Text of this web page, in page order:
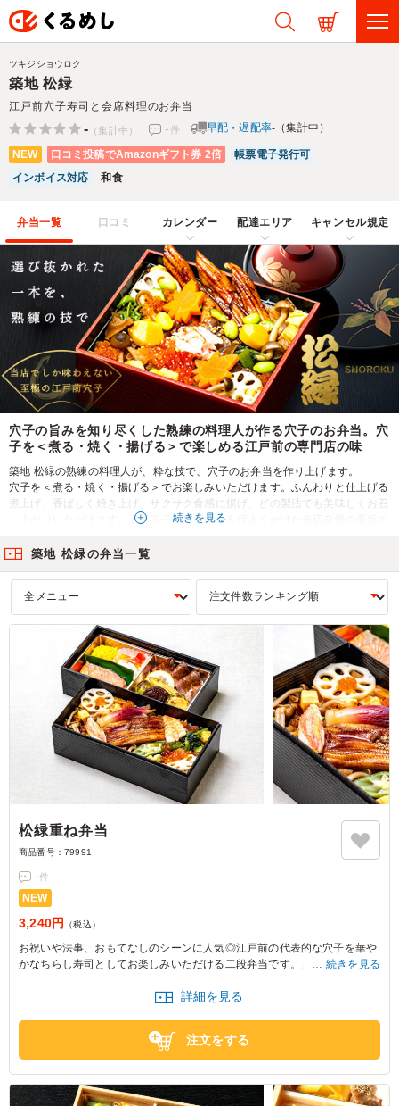
築地 松緑
江戸前穴子寿司と会席料理のお弁当
ツキジショウロク
- （集計中） -件 早配・遅配率-（集計中）
NEW 口コミ投稿でAmazonギフト券 2倍
帳票電子発行可
インボイス対応
和食
弁当一覧 口コミ カレンダー 配達エリア キャンセル規定
穴子の旨みを知り尽くした熟練の料理人が作る穴子のお弁当。穴
子を＜煮る・焼く・揚げる＞で楽しめる江戸前の専門店の味
築地 松緑の熟練の料理人が、粋な技で、穴子のお弁当を作り上げます。
穴子を＜煮る・焼く・揚げる＞でお楽しみいただけます。ふんわりと仕上げる
煮上げ、香ばしく焼き上げ、サクサク食感に揚げ、どの製法でも美味しくお召
し上がりいただけます。天然穴子に特製タレを程よくかけた当店自慢の看板の
品。
続きを見る
築地 松緑の弁当一覧
松緑重ね弁当
商品番号： 79991
-件
NEW
3,240円 （税込）
お祝いや法事、おもてなしのシーンに人気◎江戸前の代表的な穴子を華や
かなちらし寿司としてお楽しみいただける二段弁当です。お肉やお魚を一
続きを見る
詳細を見る
注文をする